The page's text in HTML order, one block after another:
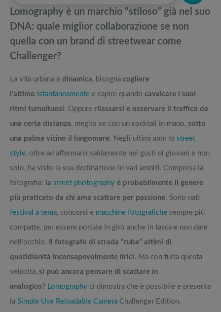
Web
Macchine fotografiche istantanee: prezzi fotocamere Fujifilm Instax
Offerte robot aspirapolvere da non perdere nella Black Friday Week
Lomography è un marchio “stiloso” già nel suo
DNA: quale miglior collaborazione se non
quella con un brand di streetwear come
Challenger?
La vita urbana è dinamica, bisogna cogliere
l’attimo istantaneamente e capire quando cavalcare i suoi
ritmi tumultuosi. Oppure rilassarsi e osservare il traffico da
una certa distanza, meglio se con un cocktail in mano, sotto
una palma vicino il lungomare. Negli ultimi anni lo street
style, oltre ad affermarsi saldamente nei gusti di giovani e non
solo, ha visto la sua declinazione in vari ambiti. Compresa la
fotografia: la street photography è probabilmente il genere
più praticato da chi ama scattare per passione. Sono nati
festival a tema, concorsi e macchine fotografiche sempre più
compatte, per essere portate in giro anche in tasca e non dare
nell’occhio.
Il fotografo di strada “ruba” attimi di
quotidianità inconsapevolmente lirici. Ma con tutta questa
velocità, si può ancora pensare di scattare in
analogico? Lomography ci dimostra che è possibile e presenta
la Simple Use Reloadable Camera Challenger Edition.